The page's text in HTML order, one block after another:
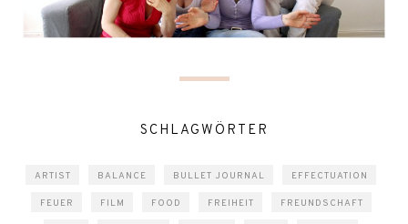
SCHLAGWÖRTER
ARTIST BALANCE BULLET JOURNAL EFFECTUATION
FEUER FILM FOOD FREIHEIT FREUNDSCHAFT